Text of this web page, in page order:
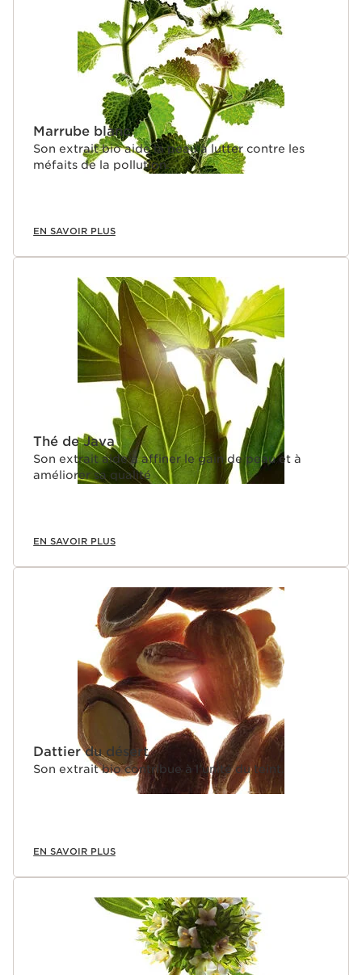
Marrube blanc
Son extrait bio aide la peau à lutter contre les
méfaits de la pollution.
EN SAVOIR PLUS
Thé de Java
Son extrait aide à affiner le gain de peau et à
améliorer sa qualité
EN SAVOIR PLUS
Dattier du désert
Son extrait bio contribue à l'unité du teint.
EN SAVOIR PLUS